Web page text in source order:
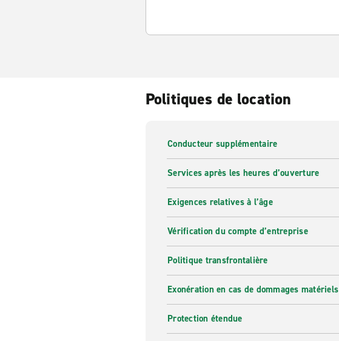
Politiques de location
Conducteur supplémentaire
Services après les heures d’ouverture
Exigences relatives à l’âge
Vérification du compte d’entreprise
Politique transfrontalière
Exonération en cas de dommages matériels
Protection étendue